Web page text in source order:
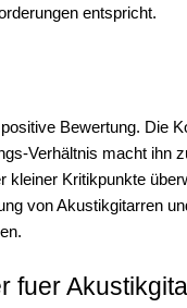
entspricht.
Bewertung. Die
Verhältnis macht ihn
Kritikpunkte
von Akustikgitarren